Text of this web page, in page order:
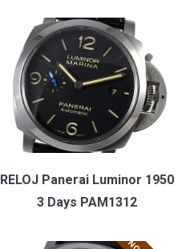
RELOJ Panerai Luminor 1950
3 Days PAM1312